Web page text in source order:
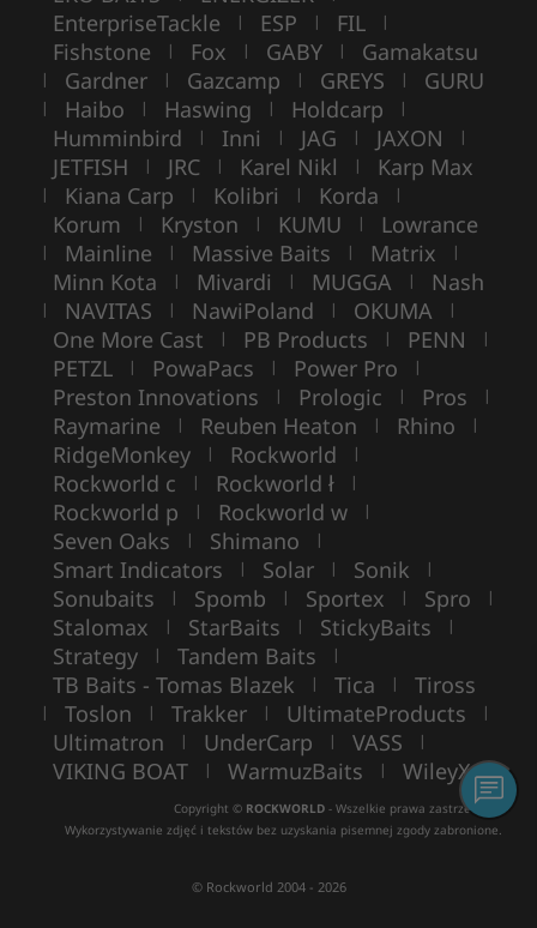
EnterpriseTackle | ESP | FIL |
Fishstone | Fox | GABY | Gamakatsu
| Gardner | Gazcamp | GREYS | GURU
| Haibo | Haswing | Holdcarp |
Humminbird | Inni | JAG | JAXON |
JETFISH | JRC | Karel Nikl | Karp Max
| Kiana Carp | Kolibri | Korda |
Korum | Kryston | KUMU | Lowrance
| Mainline | Massive Baits | Matrix |
Minn Kota | Mivardi | MUGGA | Nash
| NAVITAS | NawiPoland | OKUMA |
One More Cast | PB Products | PENN |
PETZL | PowaPacs | Power Pro |
Preston Innovations | Prologic | Pros |
Raymarine | Reuben Heaton | Rhino |
RidgeMonkey | Rockworld |
Rockworld c | Rockworld ł |
Rockworld p | Rockworld w |
Seven Oaks | Shimano |
Smart Indicators | Solar | Sonik |
Sonubaits | Spomb | Sportex | Spro |
Stalomax | StarBaits | StickyBaits |
Strategy | Tandem Baits |
TB Baits - Tomas Blazek | Tica | Tiross
| Toslon | Trakker | UltimateProducts |
Ultimatron | UnderCarp | VASS |
VIKING BOAT | WarmuzBaits | WileyX
Copyright © ROCKWORLD - Wszelkie prawa zastrzeżone.
Wykorzystywanie zdjęć i tekstów bez uzyskania pisemnej zgody zabronione.
© Rockworld 2004 - 2026